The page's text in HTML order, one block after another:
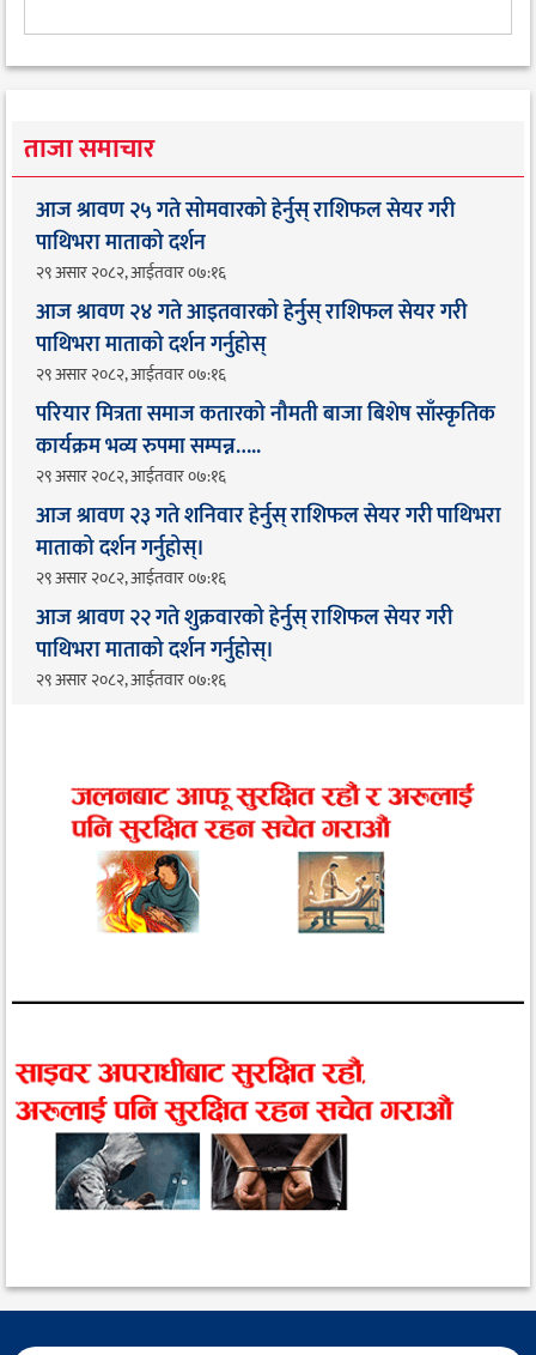
ताजा समाचार
आज श्रावण २५ गते सोमवारको हेर्नुस् राशिफल सेयर गरी
पाथिभरा माताको दर्शन
२९ असार २०८२, आईतवार ०७:१६
आज श्रावण २४ गते आइतवारको हेर्नुस् राशिफल सेयर गरी
पाथिभरा माताको दर्शन गर्नुहोस्
२९ असार २०८२, आईतवार ०७:१६
परियार मित्रता समाज कतारको नौमती बाजा बिशेष साँस्कृतिक
कार्यक्रम भव्य रुपमा सम्पन्न…..
२९ असार २०८२, आईतवार ०७:१६
आज श्रावण २३ गते शनिवार हेर्नुस् राशिफल सेयर गरी पाथिभरा
माताको दर्शन गर्नुहोस्।
२९ असार २०८२, आईतवार ०७:१६
आज श्रावण २२ गते शुक्रवारको हेर्नुस् राशिफल सेयर गरी
पाथिभरा माताको दर्शन गर्नुहोस्।
२९ असार २०८२, आईतवार ०७:१६